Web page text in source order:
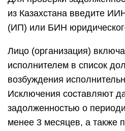
из Казахстана введите
(ИП) или БИН
Лицо (организация)
исполнителем в список
возбуждения
Исключения составляют
задолженностью о
менее 3 месяцев, а также